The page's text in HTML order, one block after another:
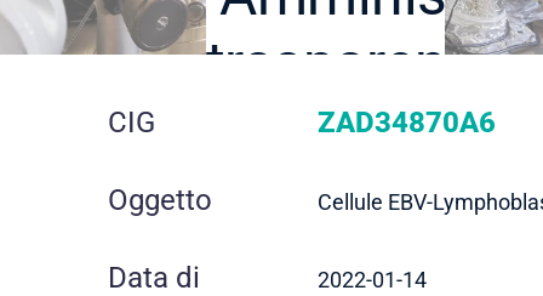
trasparente
dettaglio
gara
CIG ZAD34870A6
Oggetto Cellule EBV-
Data di
2022-01-14